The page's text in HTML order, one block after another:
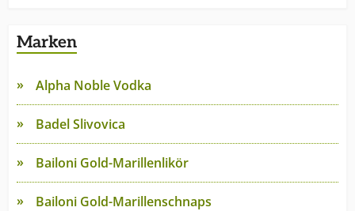
Marken
Alpha Noble Vodka
Badel Slivovica
Bailoni Gold-Marillenlikör
Bailoni Gold-Marillenschnaps